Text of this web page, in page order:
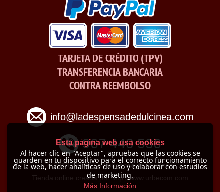
TARJETA DE CRÉDITO (TPV)
TRANSFERENCIA BANCARIA
CONTRA REEMBOLSO
info@ladespensadedulcinea.com
967 440 536
© 2013 -2026 La Despensa de Dulcinea
Tienda online creada por http://www.urbecom.com
Esta página web usa cookies
Al hacer clic en "Aceptar", apruebas que las cookies se
guarden en tu dispositivo para el correcto funcionamiento
de la web, hacer analíticas de uso y colaborar con estudios
de marketing.
Más Información